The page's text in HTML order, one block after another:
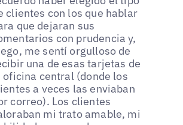
clientes con los que hablar
que dejaran sus
con prudencia y,
me sentí orgulloso de
una de esas tarjetas de
oficina central (donde los
a veces las enviaban
correo). Los clientes
mi trato amable, mi